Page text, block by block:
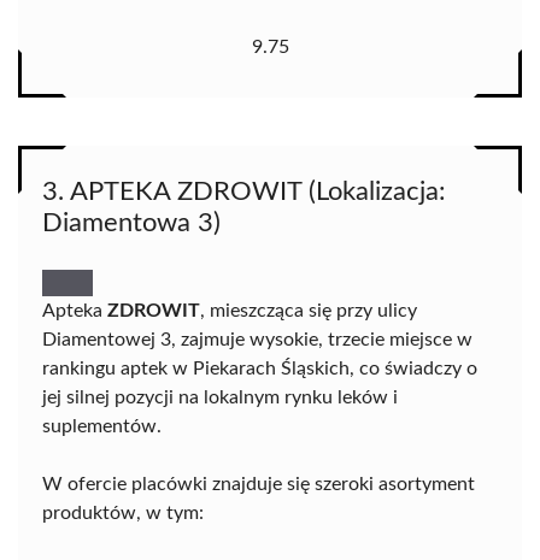
9.75
3. APTEKA ZDROWIT (Lokalizacja:
Diamentowa 3)
Apteka ZDROWIT, mieszcząca się przy ulicy
Diamentowej 3, zajmuje wysokie, trzecie miejsce w
rankingu aptek w Piekarach Śląskich, co świadczy o
jej silnej pozycji na lokalnym rynku leków i
suplementów.
W ofercie placówki znajduje się szeroki asortyment
produktów, w tym: